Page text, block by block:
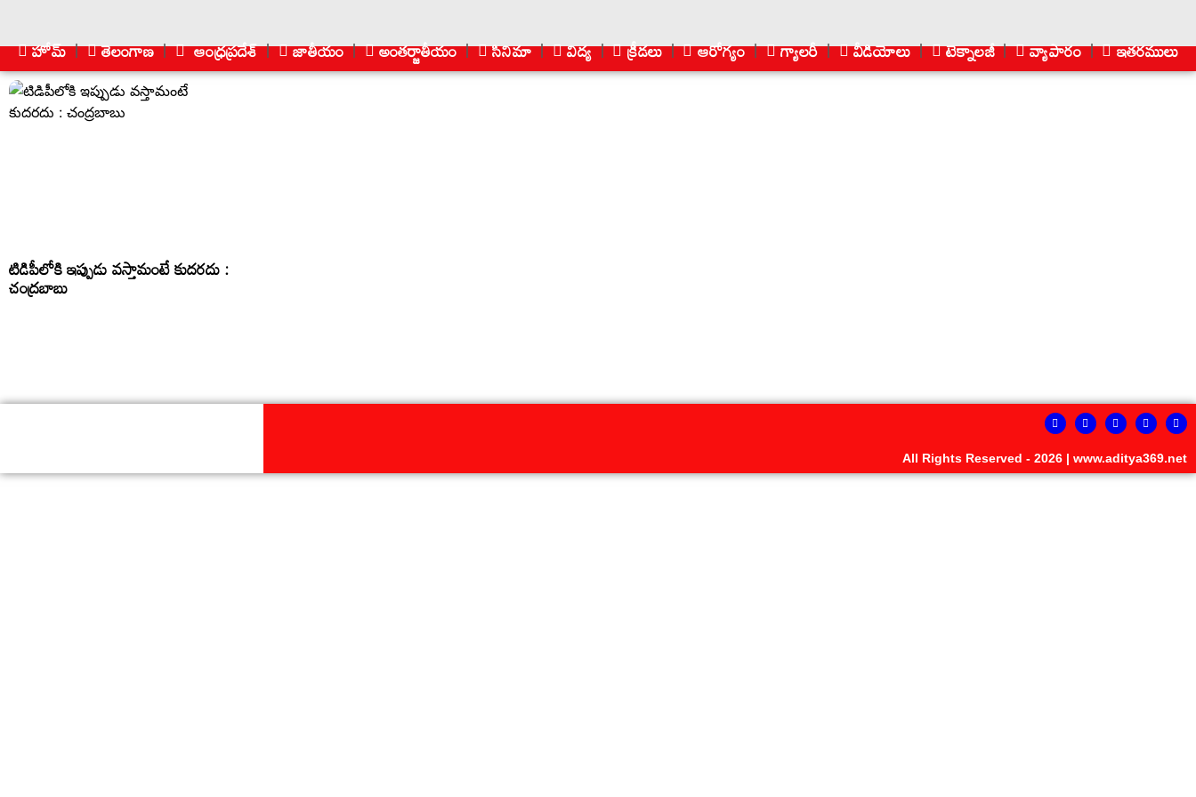
హోమ్ తెలంగాణ ఆంధ్రప్రదేశ్ జాతీయం అంతర్జాతీయం సినిమా విద్య క్రీడలు ఆరోగ్యం గ్యాలరీ వీడియోలు టెక్నాలజీ వ్యాపారం ఇతరములు
టిడిపీలోకి ఇప్పుడు వ‌స్తామంటే కుద‌ర‌దు :
చంద్ర‌బాబు
All Rights Reserved - 2026 | www.aditya369.net